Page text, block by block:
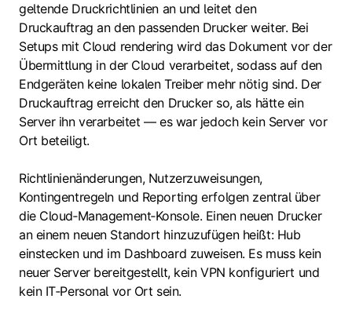
geltende Druckrichtlinien an und leitet den
Druckauftrag an den passenden Drucker weiter. Bei
Setups mit Cloud rendering wird das Dokument vor der
Übermittlung in der Cloud verarbeitet, sodass auf den
Endgeräten keine lokalen Treiber mehr nötig sind. Der
Druckauftrag erreicht den Drucker so, als hätte ein
Server ihn verarbeitet — es war jedoch kein Server vor
Ort beteiligt.
Richtlinienänderungen, Nutzerzuweisungen,
Kontingentregeln und Reporting erfolgen zentral über
die Cloud‑Management‑Konsole. Einen neuen Drucker
an einem neuen Standort hinzuzufügen heißt: Hub
einstecken und im Dashboard zuweisen. Es muss kein
neuer Server bereitgestellt, kein VPN konfiguriert und
kein IT‑Personal vor Ort sein.